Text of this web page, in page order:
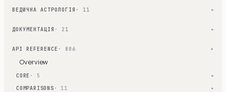
ВЕДИЧНА АСТРОЛОГІЯ · 11 ▾
ДОКУМЕНТАЦІЯ · 21 ▾
API REFERENCE · 806 ▾
Overview
CORE · 5 ▾
COMPARISONS · 11 ▾